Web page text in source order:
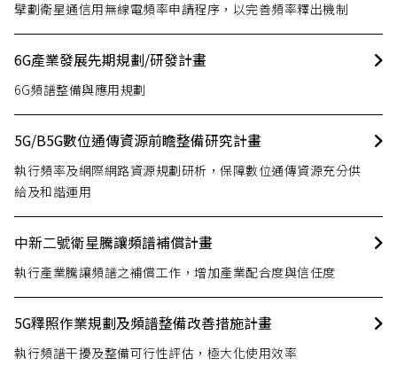
擘劃衛星通信用無線電頻率申請程序，以完善頻率釋出機制
6G產業發展先期規劃/研發計畫
6G頻譜整備與應用規劃
5G/B5G數位通傳資源前瞻整備研究計畫
執行頻率及網際網路資源規劃研析，保障數位通傳資源充分供
給及和諧運用
中新二號衛星騰讓頻譜補償計畫
執行產業騰讓頻譜之補償工作，增加產業配合度與信任度
5G釋照作業規劃及頻譜整備改善措施計畫
執行頻譜干擾及整備可行性評估，極大化使用效率